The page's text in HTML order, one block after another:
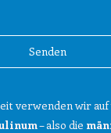
verwenden wir
– also die